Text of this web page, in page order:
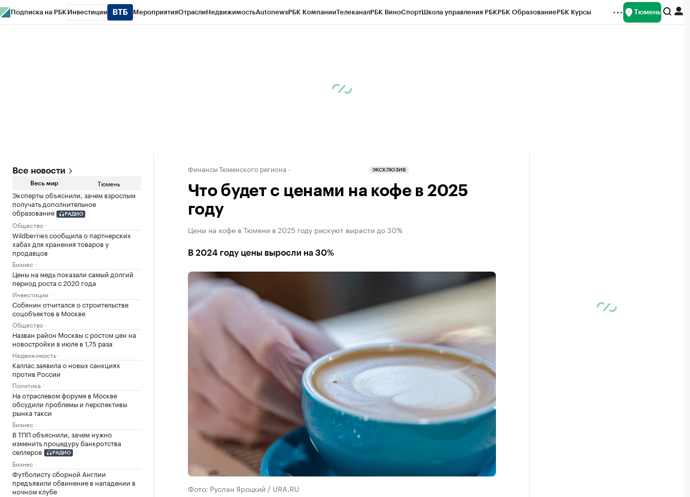
Подписка на РБК Инвестиции МероприятияОтраслиНедвижимостьAutonewsРБК КомпанииТелеканалРБК ВиноСпортШкола управления РБКРБК ОбразованиеРБК Курсы Тюмень
Все новости
Весь мир Тюмень
Эксперты объяснили, зачем взрослым
получать дополнительное
образование
РАДИО
Общество
Wildberries сообщила о партнерских
хабах для хранения товаров у
продавцов
Бизнес
Цены на медь показали самый долгий
период роста с 2020 года
Инвестиции
Собянин отчитался о строительстве
соцобъектов в Москве
Общество
Назван район Москвы с ростом цен на
новостройки в июле в 1,75 раза
Недвижимость
Каллас заявила о новых санкциях
против России
Политика
На отраслевом форуме в Москве
обсудили проблемы и перспективы
рынка такси
Бизнес
В ТПП объяснили, зачем нужно
изменить процедуру банкротства
селлеров
РАДИО
Бизнес
Футболисту сборной Англии
предъявили обвинение в нападении в
ночном клубе
Финансы Тюменского региона ЭКСКЛЮЗИВ
Что будет с ценами на кофе в 2025
году
Цены на кофе в Тюмени в 2025 году рискуют вырасти до 30%
В 2024 году цены выросли на 30%
Фото: Руслан Яроцкий / URA.RU